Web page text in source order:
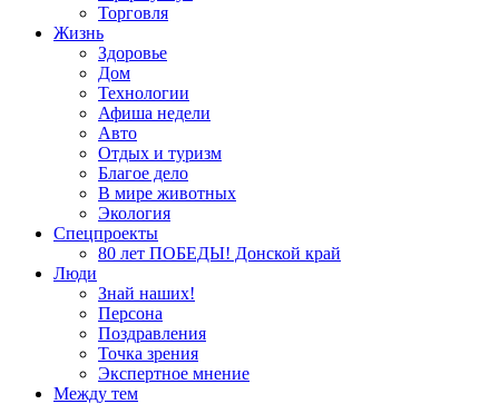
Торговля
Жизнь
Здоровье
Дом
Технологии
Афиша недели
Авто
Отдых и туризм
Благое дело
В мире животных
Экология
Спецпроекты
80 лет ПОБЕДЫ! Донской край
Люди
Знай наших!
Персона
Поздравления
Точка зрения
Экспертное мнение
Между тем